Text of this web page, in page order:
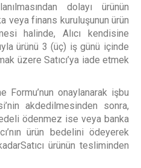
dolayı ürünün
veya finans kuruluşunun ürün
halinde, Alıcı kendisine
ürünü 3 (üç) iş günü içinde
üzere Satıcı’ya iade etmek
Formu’nun onaylanarak işbu
akdedilmesinden sonra,
ödenmez ise veya banka
ürün bedelini ödeyerek
ürünün tesliminden